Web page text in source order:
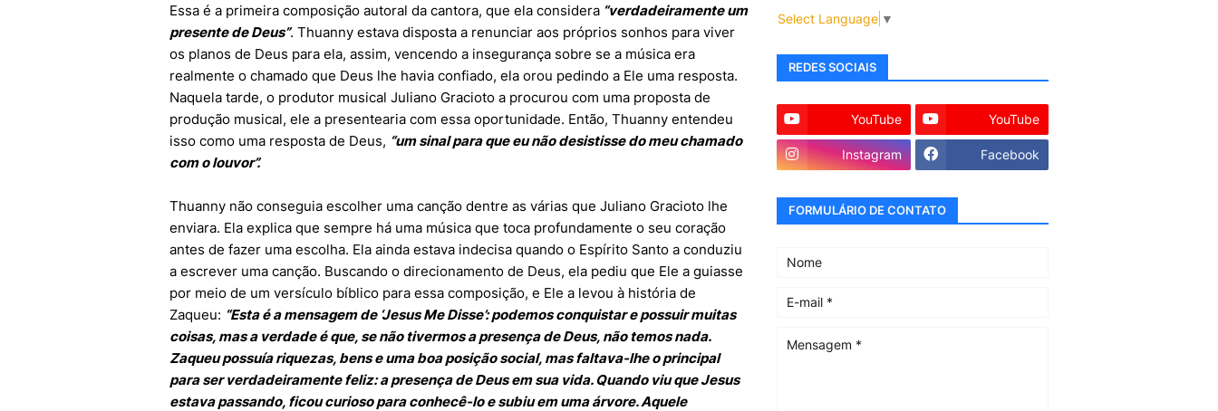
Essa é a primeira composição autoral da cantora, que ela considera “verdadeiramente um
presente de Deus”. Thuanny estava disposta a renunciar aos próprios sonhos para viver
os planos de Deus para ela, assim, vencendo a insegurança sobre se a música era
realmente o chamado que Deus lhe havia confiado, ela orou pedindo a Ele uma resposta.
Naquela tarde, o produtor musical Juliano Gracioto a procurou com uma proposta de
produção musical, ele a presentearia com essa oportunidade. Então, Thuanny entendeu
isso como uma resposta de Deus, “um sinal para que eu não desistisse do meu chamado
com o louvor”.
Thuanny não conseguia escolher uma canção dentre as várias que Juliano Gracioto lhe
enviara. Ela explica que sempre há uma música que toca profundamente o seu coração
antes de fazer uma escolha. Ela ainda estava indecisa quando o Espírito Santo a conduziu
a escrever uma canção. Buscando o direcionamento de Deus, ela pediu que Ele a guiasse
por meio de um versículo bíblico para essa composição, e Ele a levou à história de
Zaqueu: “Esta é a mensagem de ‘Jesus Me Disse’: podemos conquistar e possuir muitas
coisas, mas a verdade é que, se não tivermos a presença de Deus, não temos nada.
Zaqueu possuía riquezas, bens e uma boa posição social, mas faltava-lhe o principal
para ser verdadeiramente feliz: a presença de Deus em sua vida. Quando viu que Jesus
estava passando, ficou curioso para conhecê-lo e subiu em uma árvore. Aquele
Select Language ▼
REDES SOCIAIS
YouTube YouTube
Instagram Facebook
FORMULÁRIO DE CONTATO